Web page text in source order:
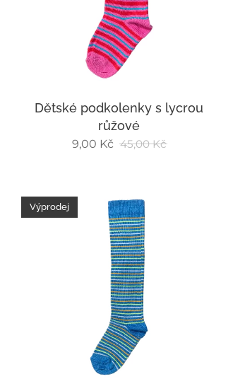
Dětské podkolenky s lycrou
růžové
9,00 Kč 45,00Kč
Výprodej